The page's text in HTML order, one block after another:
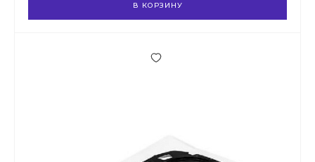
В КОРЗИНУ